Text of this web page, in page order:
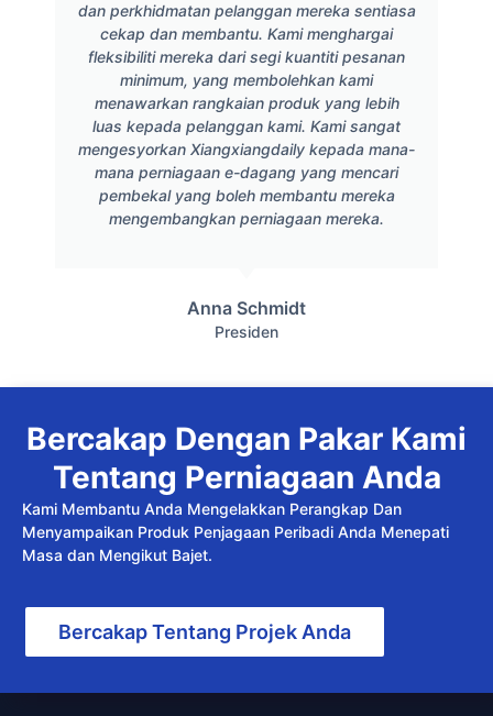
dan perkhidmatan pelanggan mereka sentiasa
cekap dan membantu. Kami menghargai
fleksibiliti mereka dari segi kuantiti pesanan
minimum, yang membolehkan kami
menawarkan rangkaian produk yang lebih
luas kepada pelanggan kami. Kami sangat
mengesyorkan Xiangxiangdaily kepada mana-
mana perniagaan e-dagang yang mencari
pembekal yang boleh membantu mereka
mengembangkan perniagaan mereka.
Anna Schmidt
Presiden
Bercakap Dengan Pakar Kami
Tentang Perniagaan Anda
Kami Membantu Anda Mengelakkan Perangkap Dan
Menyampaikan Produk Penjagaan Peribadi Anda Menepati
Masa dan Mengikut Bajet.
Bercakap Tentang Projek Anda